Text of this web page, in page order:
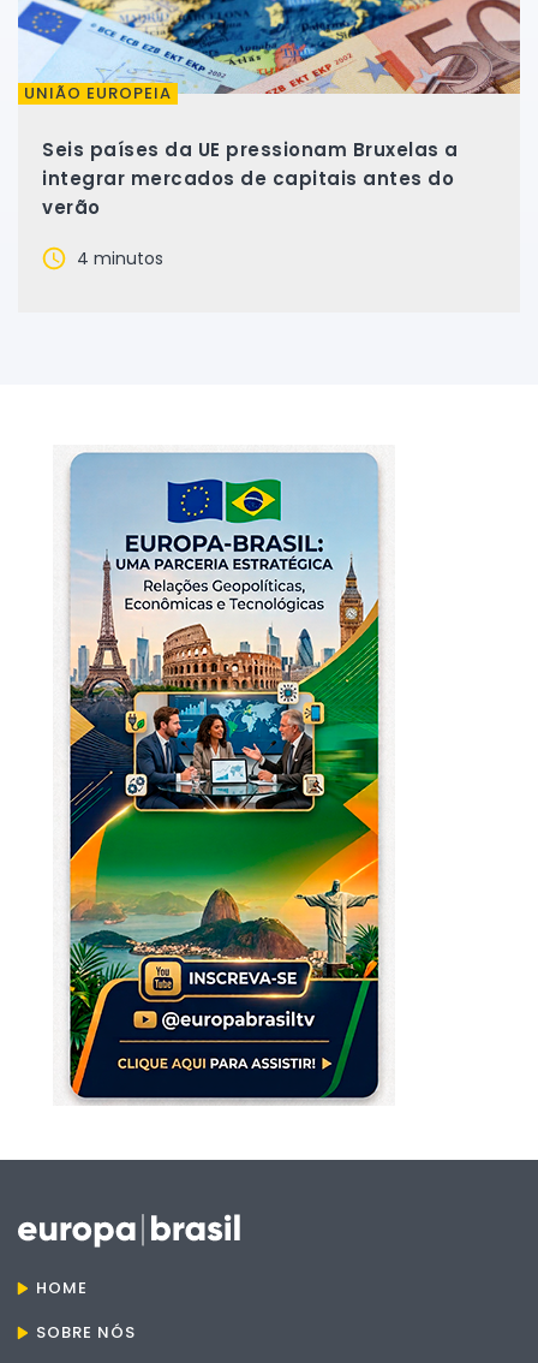
UNIÃO EUROPEIA
Seis países da UE pressionam Bruxelas a
integrar mercados de capitais antes do
verão
4 minutos
HOME
SOBRE NÓS